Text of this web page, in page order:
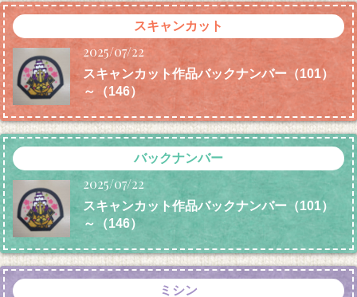
スキャンカット
2025/07/22
スキャンカット作品バックナンバー（101）
～（146）
バックナンバー
2025/07/22
スキャンカット作品バックナンバー（101）
～（146）
ミシン